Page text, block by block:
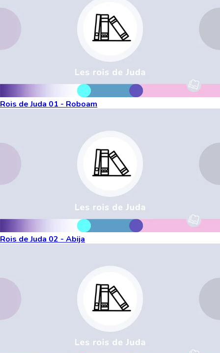
Rois de Juda 01 - Roboam
Rois de Juda 02 - Abija